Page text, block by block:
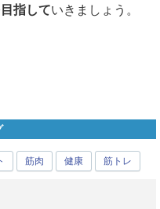
指していきましょう。
筋肉 健康 筋トレ